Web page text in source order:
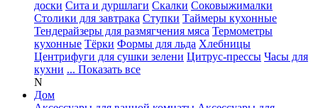
доски Сита и дуршлаги Скалки Соковыжималки
Столики для завтрака Ступки Таймеры кухонные
Тендерайзеры для размягчения мяса Термометры
кухонные Тёрки Формы для льда Хлебницы
Центрифуги для сушки зелени Цитрус-прессы Часы для
кухни ... Показать все
N
Дом